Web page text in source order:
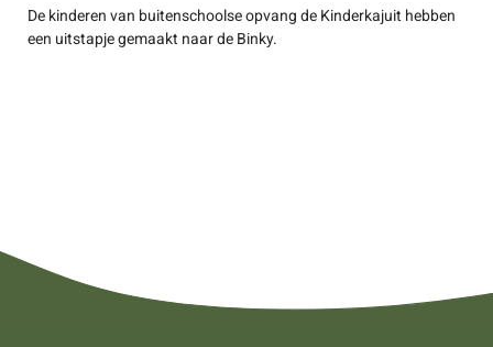
De kinderen van buitenschoolse opvang de Kinderkajuit hebben
een uitstapje gemaakt naar de Binky.